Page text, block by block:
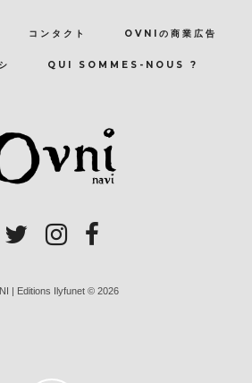
コンタクト OVNIの商業広告
QUI SOMMES-NOUS ?
| Editions Ilyfunet © 2026